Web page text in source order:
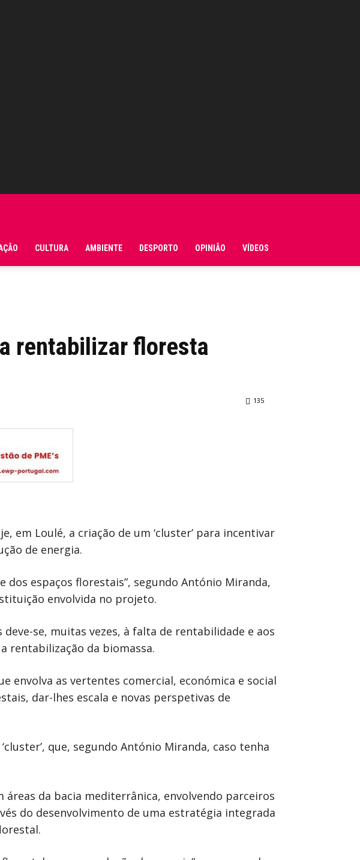
CULTURA AMBIENTE DESPORTO OPINIÃO VÍDEOS
rentabilizar floresta
135
em Loulé, a criação de um ‘cluster’ para incentivar
de energia.
espaços florestais”, segundo António Miranda,
envolvida no projeto.
se, muitas vezes, à falta de rentabilidade e aos
rentabilização da biomassa.
envolva as vertentes comercial, económica e social
dar-lhes escala e novas perspetivas de
que, segundo António Miranda, caso tenha
da bacia mediterrânica, envolvendo parceiros
do desenvolvimento de uma estratégia integrada